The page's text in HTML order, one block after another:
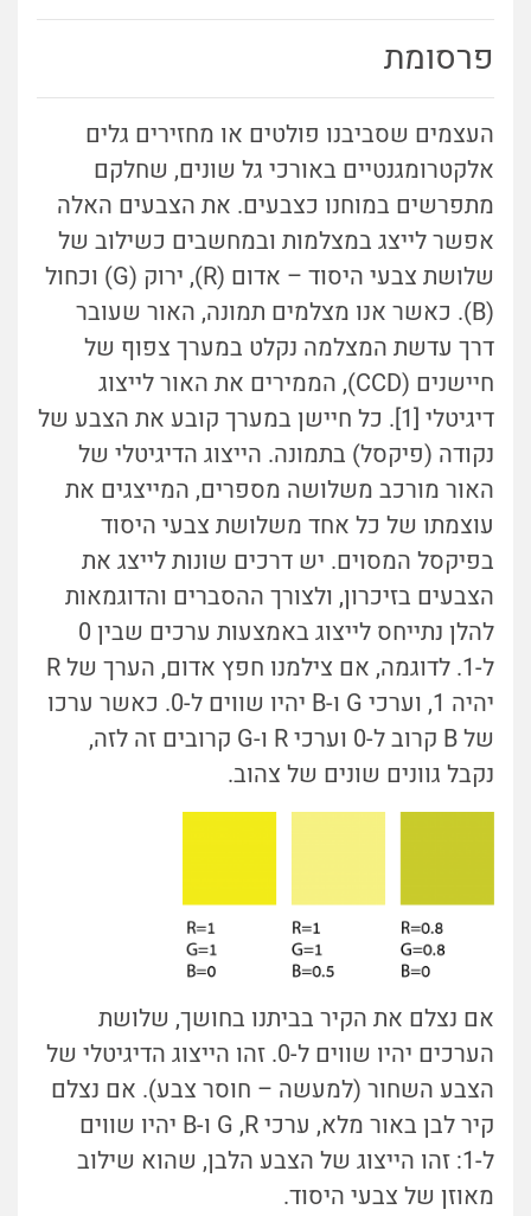
פרסומת
העצמים שסביבנו פולטים או מחזירים גלים
אלקטרומגנטיים באורכי גל שונים, שחלקם
מתפרשים במוחנו כצבעים. את הצבעים האלה
אפשר לייצג במצלמות ובמחשבים כשילוב של
שלושת צבעי היסוד – אדום (R), ירוק (G) וכחול
(B). כאשר אנו מצלמים תמונה, האור שעובר
דרך עדשת המצלמה נקלט במערך צפוף של
חיישנים (CCD), הממירים את האור לייצוג
דיגיטלי [1]. כל חיישן במערך קובע את הצבע של
נקודה (פיקסל) בתמונה. הייצוג הדיגיטלי של
האור מורכב משלושה מספרים, המייצגים את
עוצמתו של כל אחד משלושת צבעי היסוד
בפיקסל המסוים. יש דרכים שונות לייצג את
הצבעים בזיכרון, ולצורך ההסברים והדוגמאות
להלן נתייחס לייצוג באמצעות ערכים שבין 0
ל-1. לדוגמה, אם צילמנו חפץ אדום, הערך של R
יהיה 1, וערכי G ו-B יהיו שווים ל-0. כאשר ערכו
של B קרוב ל-0 וערכי R ו-G קרובים זה לזה,
נקבל גוונים שונים של צהוב.
אם נצלם את הקיר בביתנו בחושך, שלושת
הערכים יהיו שווים ל-0. זהו הייצוג הדיגיטלי של
הצבע השחור (למעשה – חוסר צבע). אם נצלם
קיר לבן באור מלא, ערכי G ,R ו-B יהיו שווים
ל-1: זהו הייצוג של הצבע הלבן, שהוא שילוב
מאוזן של צבעי היסוד.